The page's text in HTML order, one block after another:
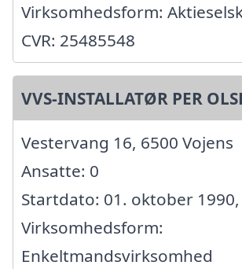
Virksomhedsform:
CVR: 25485548
VVS-INSTALLATØR PER
Vestervang 16, 6500 Vojens
Ansatte: 0
Startdato: 01. oktober 1990,
Virksomhedsform:
Enkeltmandsvirksomhed